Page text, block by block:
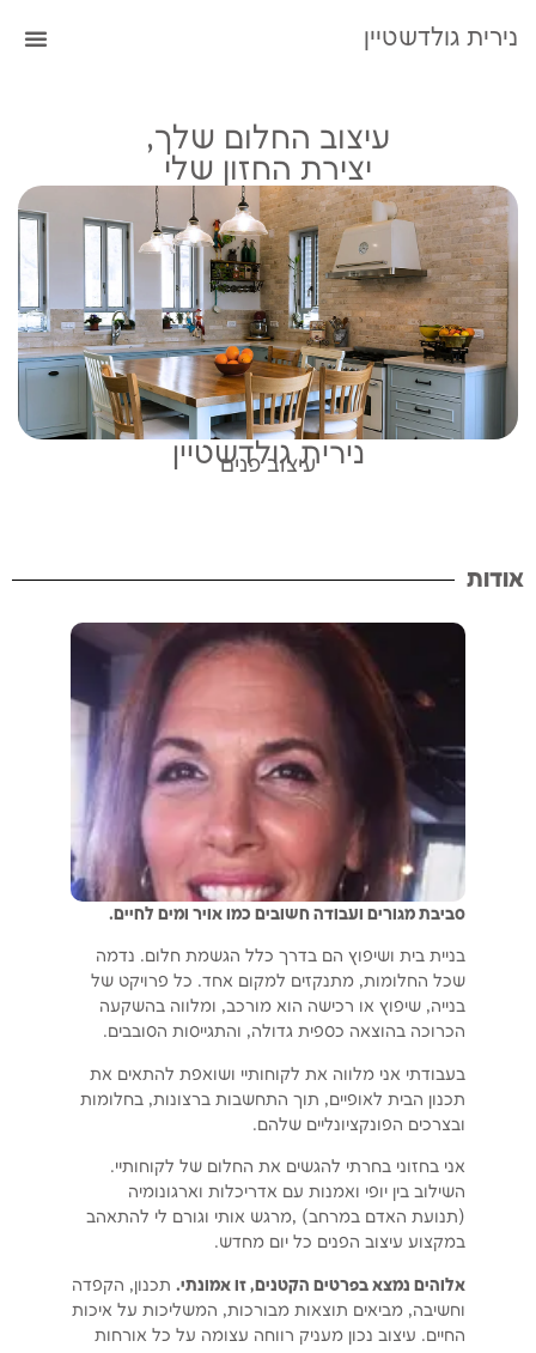
נירית גולדשטיין
עיצוב החלום שלך,
יצירת החזון שלי
נירית גולדשטיין
עיצוב פנים
אודות
סביבת מגורים ועבודה חשובים כמו אויר ומים לחיים.
בניית בית ושיפוץ הם בדרך כלל הגשמת חלום. נדמה
שכל החלומות, מתנקזים למקום אחד. כל פרויקט של
בנייה, שיפוץ או רכישה הוא מורכב, ומלווה בהשקעה
הכרוכה בהוצאה כספית גדולה, והתגייסות הסובבים.
בעבודתי אני מלווה את לקוחותיי ושואפת להתאים את
תכנון הבית לאופיים, תוך התחשבות ברצונות, בחלומות
ובצרכים הפונקציונליים שלהם.
אני בחזוני בחרתי להגשים את החלום של לקוחותיי.
השילוב בין יופי ואמנות עם אדריכלות וארגונומיה
(תנועת האדם במרחב) ,מרגש אותי וגורם לי להתאהב
במקצוע עיצוב הפנים כל יום מחדש.
אלוהים נמצא בפרטים הקטנים, זו אמונתי.תכנון, הקפדה
וחשיבה, מביאים תוצאות מבורכות, המשליכות על איכות
החיים. עיצוב נכון מעניק רווחה עצומה על כל אורחות